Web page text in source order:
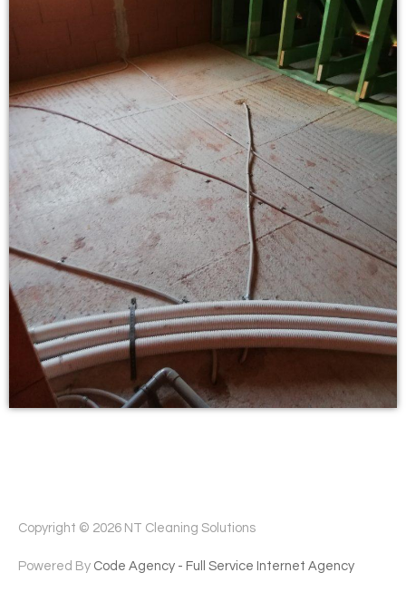
Copyright © 2026 NT Cleaning Solutions
Powered By Code Agency - Full Service Internet Agency